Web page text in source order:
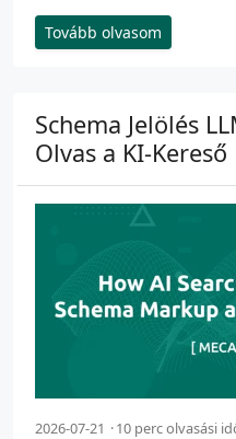
Tovább olvasom
Schema Jelölés
Olvas a KI-Kereső
2026-07-21 10 perc olvasási